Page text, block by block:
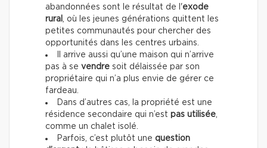
abandonnées sont le résultat de l'exode
rural
, où les jeunes générations quittent les
petites communautés pour chercher des
opportunités dans les centres urbains.
Il arrive aussi qu’une maison qui n’arrive
pas à se vendre soit délaissée par son
propriétaire qui n’a plus envie de gérer ce
fardeau.
Dans d’autres cas, la propriété est une
résidence secondaire qui n’est pas utilisée
comme un chalet isolé.
Parfois, c’est plutôt une question